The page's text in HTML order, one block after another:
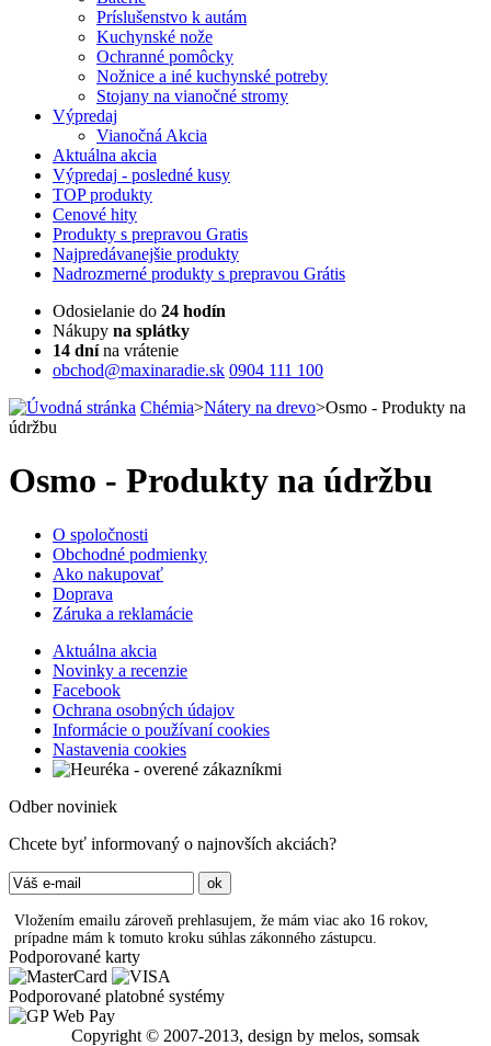
Príslušenstvo k autám
Kuchynské nože
Ochranné pomôcky
Nožnice a iné kuchynské potreby
Stojany na vianočné stromy
Výpredaj
Vianočná Akcia
Aktuálna akcia
Výpredaj - posledné kusy
TOPprodukty
Cenové hity
Produkty s prepravou Gratis
Najpredávanejšie produkty
Nadrozmerné produkty s prepravou Grátis
Odosielanie do 24 hodín
Nákupy na splátky
14 dnína vrátenie
obchod@maxinaradie.sk 0904 111 100
Chémia>Nátery na drevo>Osmo - Produkty na
údržbu
Osmo - Produkty na údržbu
O spoločnosti
Obchodné podmienky
Ako nakupovať
Doprava
Záruka a reklamácie
Aktuálna akcia
Novinky a recenzie
Facebook
Ochrana osobných údajov
Informácie o používaní cookies
Nastavenia cookies
Odber noviniek
Chcete byť informovaný o najnovších akciách?
Vložením emailu zároveň prehlasujem, že mám viac ako 16 rokov,
prípadne mám k tomuto kroku súhlas zákonného zástupcu.
Podporované karty
Podporované platobné systémy
Copyright © 2007-2013, design by melos, somsak